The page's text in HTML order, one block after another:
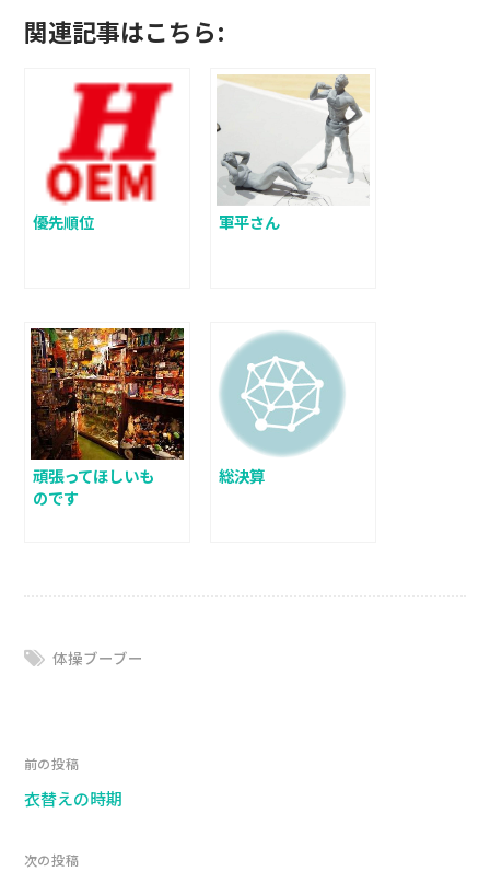
関連記事はこちら:
優先順位 軍平さん
頑張ってほしいも
のです
総決算
体操ブーブー
前の投稿
衣替えの時期
次の投稿